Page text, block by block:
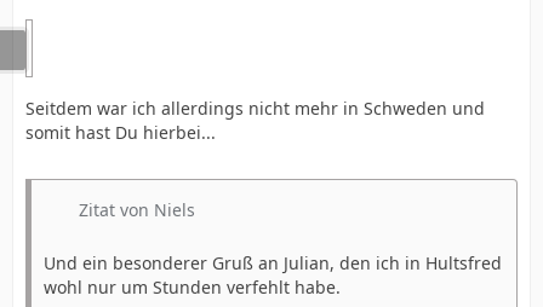
Seitdem war ich allerdings nicht mehr in Schweden und
somit hast Du hierbei...
Zitat von Niels
Und ein besonderer Gruß an Julian, den ich in Hultsfred
wohl nur um Stunden verfehlt habe.